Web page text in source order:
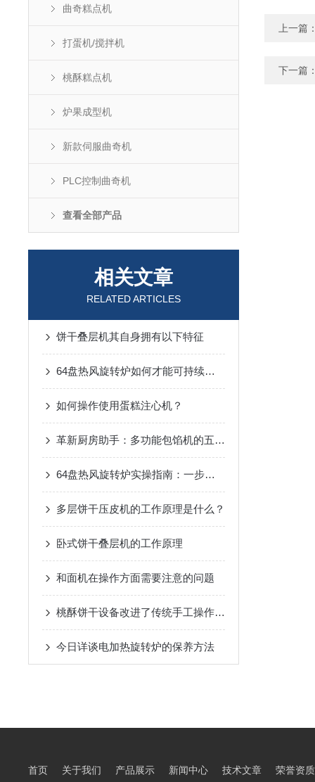
曲奇糕点机
打蛋机/搅拌机
桃酥糕点机
炉果成型机
新款伺服曲奇机
PLC控制曲奇机
查看全部产品
相关文章
RELATED ARTICLES
饼干叠层机其自身拥有以下特征
64盘热风旋转炉如何才能可持续发展？
如何操作使用蛋糕注心机？
革新厨房助手：多功能包馅机的五大亮点！
64盘热风旋转炉实操指南：一步步解锁高效烘焙的正确姿势
多层饼干压皮机的工作原理是什么？
卧式饼干叠层机的工作原理
和面机在操作方面需要注意的问题
桃酥饼干设备改进了传统手工操作的缺点
今日详谈电加热旋转炉的保养方法
上一篇
下一篇
首页 关于我们 产品展示 新闻中心 技术文章 荣誉资质